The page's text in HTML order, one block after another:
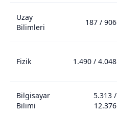
Uzay
Bilimleri
187 / 906
Fizik 1.490 / 4.048
Bilgisayar
Bilimi
5.313 /
12.376